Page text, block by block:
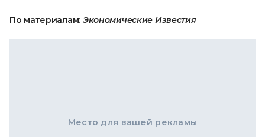
По материалам: Экономические Известия
Место для вашей рекламы